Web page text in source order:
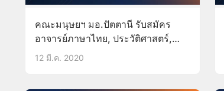
คณะมนุษยฯ มอ.ปัตตานี รับสมัคร
อาจารย์ภาษาไทย, ประวัติศาสตร์,
ภาษาอังกฤษ, ภาษาและวรรณคดี
12 มี.ค. 2020